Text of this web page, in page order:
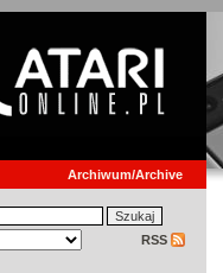
Archiwum/Archive
RSS